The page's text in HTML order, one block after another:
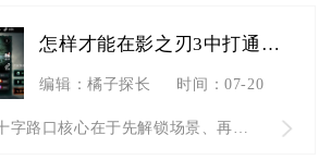
怎样才能在影之刃3中打通十字路口
编辑：橘子探长 时间：07-20
打通影之刃3十字路口核心在于先解锁场景、再攻克玉砌雅间逆天难...